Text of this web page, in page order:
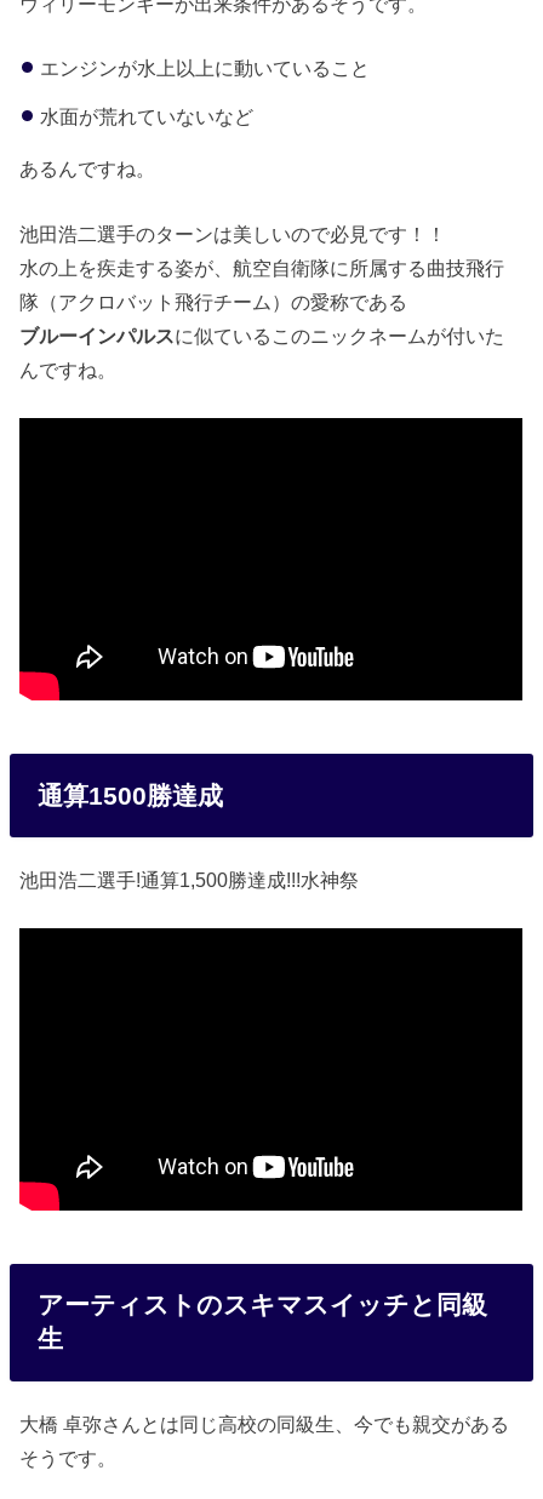
エンジンが水上以上に動いていること
水面が荒れていないなど
あるんですね。
池田浩二選手のターンは美しいので必見です！！
水の上を疾走する姿が、航空自衛隊に所属する曲技飛行
隊（アクロバット飛行チーム）の愛称である
ブルーインパルスに似ているこのニックネームが付いた
んですね。
通算1500勝達成
池田浩二選手!通算1,500勝達成!!!水神祭
アーティストのスキマスイッチと同級
生
大橋 卓弥さんとは同じ高校の同級生、今でも親交がある
そうです。